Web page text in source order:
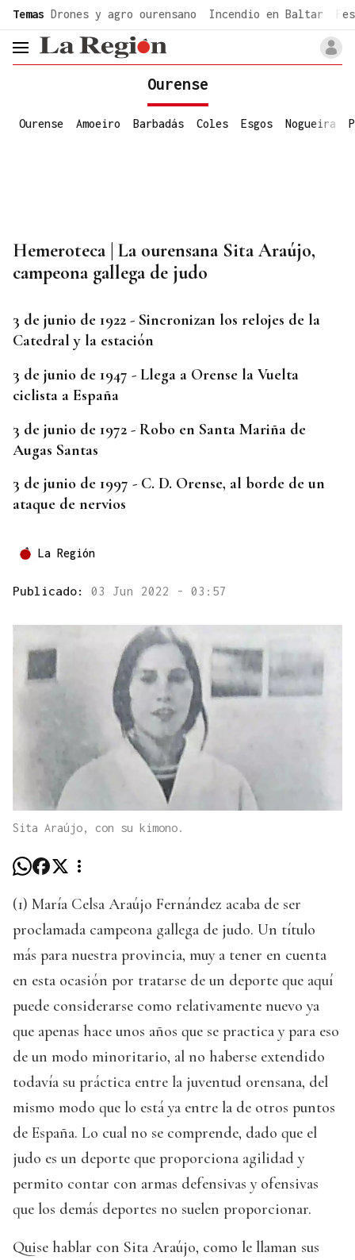
Temas Drones y agro ourensano Incendio en Baltar
header.menu.open
Ourense
Ourense Amoeiro Barbadás Coles Esgos Nogueira
Hemeroteca | La ourensana Sita Araújo,
campeona gallega de judo
3 de junio de 1922 - Sincronizan los relojes de la
Catedral y la estación
3 de junio de 1947 - Llega a Orense la Vuelta
ciclista a España
3 de junio de 1972 - Robo en Santa Mariña de
Augas Santas
3 de junio de 1997 - C. D. Orense, al borde de un
ataque de nervios
La Región
Publicado: 03 Jun 2022 - 03:57
Sita Araújo, con su kimono.
(1) María Celsa Araújo Fernández acaba de ser
proclamada campeona gallega de judo. Un título
más para nuestra provincia, muy a tener en cuenta
en esta ocasión por tratarse de un deporte que aquí
puede considerarse como relativamente nuevo ya
que apenas hace unos años que se practica y para eso
de un modo minoritario, al no haberse extendido
todavía su práctica entre la juventud orensana, del
mismo modo que lo está ya entre la de otros puntos
de España. Lo cual no se comprende, dado que el
judo es un deporte que proporciona agilidad y
permito contar con armas defensivas y ofensivas
que los demás deportes no suelen proporcionar.
Quise hablar con Sita Araújo, como le llaman sus